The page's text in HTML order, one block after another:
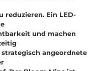
reduzieren. Ein LED-
und machen
angeordnete